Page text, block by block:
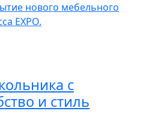
нового мебельного
EXPO.
с
и стиль